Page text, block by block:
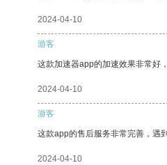
2024-04-10
游客
这款加速器app的加速效果非常好
2024-04-10
游客
这款app的售后服务非常完善，遇
2024-04-10